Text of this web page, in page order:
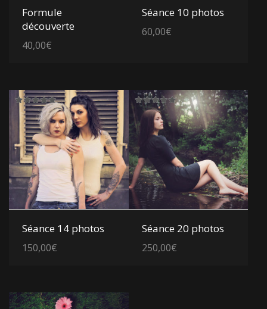
Voir les détails
Formule
découverte
40,00€
Voir les détails
Séance 10 photos
60,00€
Note
5.00
sur 5
Voir les détails
Séance 14 photos
150,00€
Note
5.00
sur 5
Voir les détails
Séance 20 photos
250,00€